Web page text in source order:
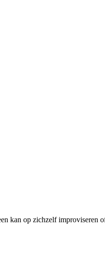
kan op zichzelf improviseren